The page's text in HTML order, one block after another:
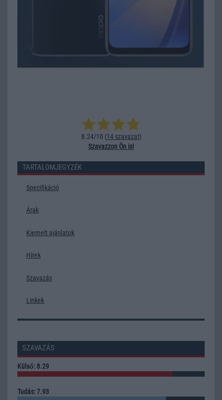
8.24/10 (14 szavazat)
Szavazzon Ön is!
TARTALOMJEGYZÉK
Specifikáció
Árak
Kiemelt ajánlatok
Hírek
Szavazás
Linkek
SZAVAZÁS
Külső: 8.29
Tudás: 7.93